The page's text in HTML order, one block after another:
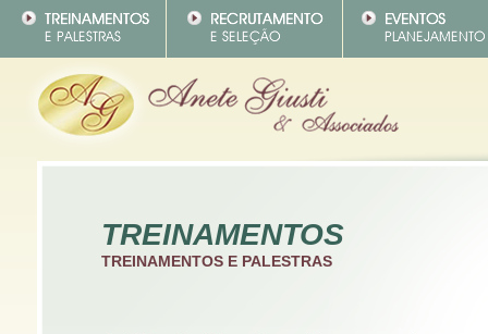
TREINAMENTOS
TREINAMENTOS E PALESTRAS